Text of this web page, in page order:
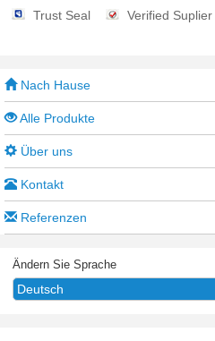
Trust Seal
Verified Suplier
Nach Hause
Alle Produkte
Über uns
Kontakt
Referenzen
Ändern Sie Sprache